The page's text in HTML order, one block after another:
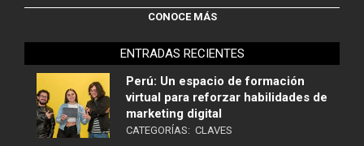
CONOCE MÁS
ENTRADAS RECIENTES
Perú: Un espacio de formación
virtual para reforzar habilidades de
marketing digital
CATEGORÍAS: CLAVES